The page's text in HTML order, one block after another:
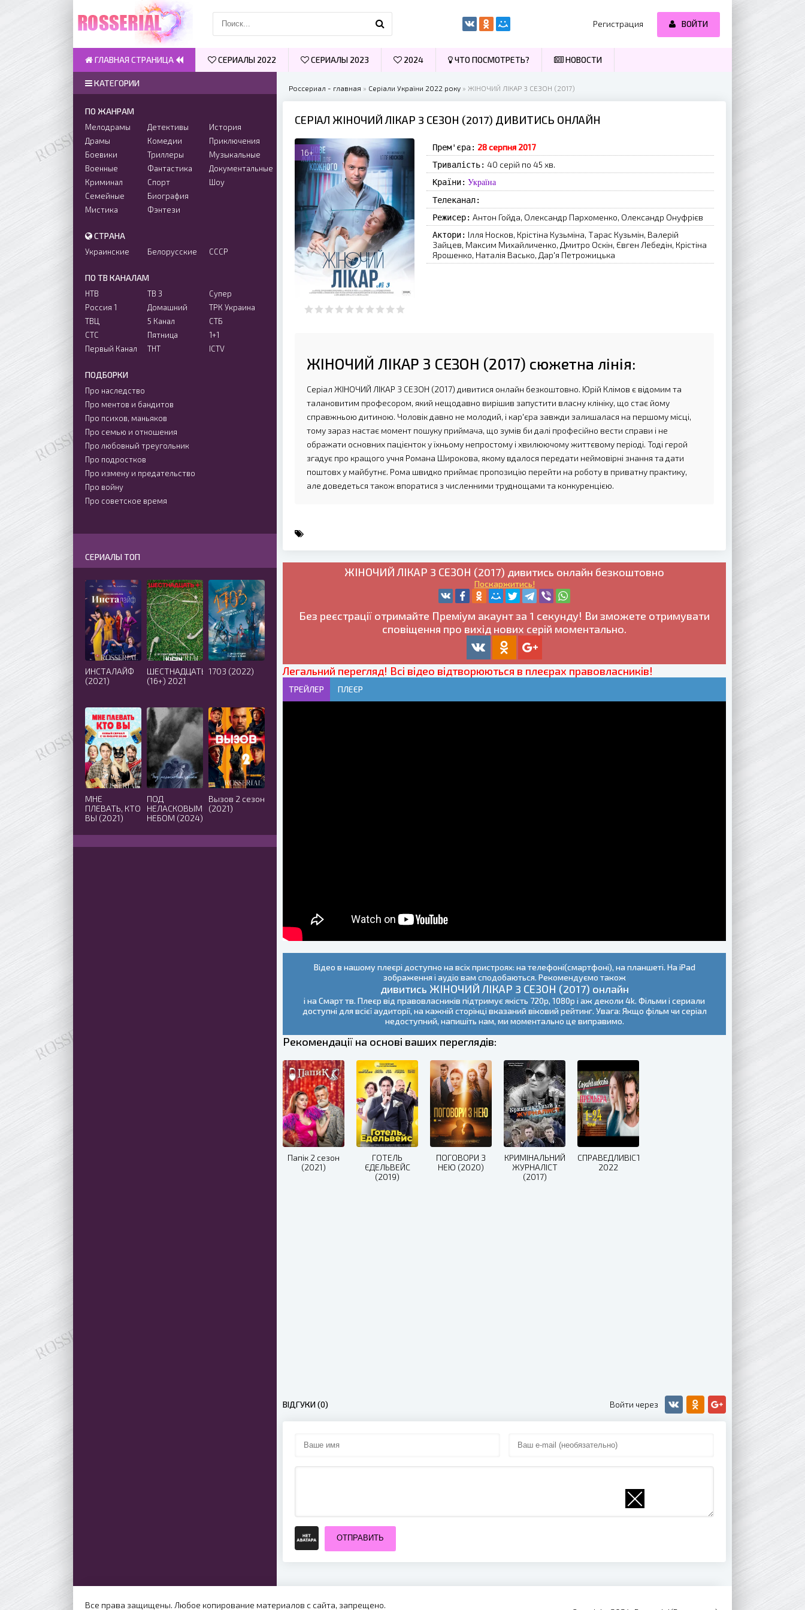
Россериал - главная » Серіали України 2022 року » ЖІНОЧИЙ ЛІКАР 3 СЕЗОН (2017)
СЕРІАЛ ЖІНОЧИЙ ЛІКАР 3 СЕЗОН (2017) ДИВИТИСЬ ОНЛАЙН
16+ Прем'єра: 28 серпня 2017
Тривалість: 40 серій по 45 хв.
Країни: Україна
Телеканал:
Режисер: Антон Гойда, Олександр Пархоменко, Олександр Онуфрієв
Актори: Ілля Носков, Крістіна Кузьміна, Тарас Кузьмін, Валерій
Зайцев, Максим Михайличенко, Дмитро Оскін, Євген Лебедін, Крістіна
Ярошенко, Наталія Васько, Дар'я Петрожицька
ЖІНОЧИЙ ЛІКАР 3 СЕЗОН (2017) сюжетна лінія:
Серіал ЖІНОЧИЙ ЛІКАР 3 СЕЗОН (2017) дивитися онлайн безкоштовно. Юрій Клімов є відомим та
талановитим професором, який нещодавно вирішив запустити власну клініку, що стає йому
справжньою дитиною. Чоловік давно не молодий, і кар'єра завжди залишалася на першому місці,
тому зараз настає момент пошуку приймача, що зумів би далі професійно вести справи і не
ображати основних пацієнток у їхньому непростому і хвилюючому життєвому періоді. Тоді герой
згадує про кращого учня Романа Широкова, якому вдалося передати неймовірні знання та дати
поштовх у майбутнє. Рома швидко приймає пропозицію перейти на роботу в приватну практику,
але доведеться також впоратися з численними труднощами та конкуренцією.
ЖІНОЧИЙ ЛІКАР 3 СЕЗОН (2017) дивитись онлайн безкоштовно
Поскаржитись!
Без реєстрації отримайте Преміум акаунт за 1 секунду! Ви зможете отримувати
сповіщення про вихід нових серій моментально.
Легальний перегляд! Всі відео відтворюються в плеєрах правовласників!
ТРЕЙЛЕР ПЛЕЄР
Відео в нашому плеєрі доступно на всіх пристроях: на телефоні(смартфоні), на планшеті. На iPad
зображення і аудіо вам сподобаються. Рекомендуємо також
дивитись ЖІНОЧИЙ ЛІКАР 3 СЕЗОН (2017) онлайн
і на Смарт тв. Плеєр від правовласників підтримує якість 720p, 1080p і аж деколи 4k. Фільми і сериали
доступні для всієї аудиторії, на кажній сторінці вказаний віковий рейтинг. Увага: Якщо фільм чи серіал
недоступний, напишіть нам, ми моментально це виправимо.
Рекомендації на основі ваших переглядів:
Папік 2 сезон
(2021)
ГОТЕЛЬ
ЄДЕЛЬВЕЙС
(2019)
ПОГОВОРИ З
НЕЮ (2020)
КРИМІНАЛЬНИЙ
ЖУРНАЛІСТ
(2017)
СПРАВЕДЛИВІСТЬ
2022
ВІДГУКИ (0)
ОТПРАВИТЬ
КАТЕГОРИИ
ПО ЖАНРАМ
Мелодрамы
Драмы
Боевики
Военные
Криминал
Семейные
Мистика
Детективы
Комедии
Триллеры
Фантастика
Спорт
Биография
Фэнтези
История
Приключения
Музыкальные
Документальные
Шоу
СТРАНА
Украинские Белорусские СССР
ПО ТВ КАНАЛАМ
НТВ
Россия 1
ТВЦ
СТС
Первый Канал
ТВ 3
Домашний
5 Канал
Пятница
ТНТ
Супер
ТРК Украина
СТБ
1+1
ICTV
ПОДБОРКИ
Про наследство
Про ментов и бандитов
Про психов, маньяков
Про семью и отношения
Про любовный треугольник
Про подростков
Про измену и предательство
Про войну
Про советское время
СЕРИАЛЫ ТОП
ИНСТАЛАЙФ
(2021)
ШЕСТНАДЦАТЬ
(16+) 2021
1703 (2022)
МНЕ
ПЛЕВАТЬ, КТО
ВЫ (2021)
ПОД
НЕЛАСКОВЫМ
НЕБОМ (2024)
Вызов 2 сезон
(2021)
Регистрация ВОЙТИ
ГЛАВНАЯ СТРАНИЦА СЕРИАЛЫ 2022 СЕРИАЛЫ 2023 2024 ЧТО ПОСМОТРЕТЬ? НОВОСТИ
Все права защищены. Любое копирование материалов с сайта, запрещено.